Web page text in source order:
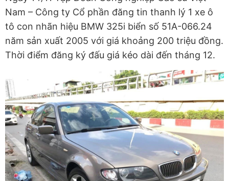
Nam – Công ty Cổ phần đăng tin thanh lý 1 xe ô
tô con nhãn hiệu BMW 325i biển số 51A-066.24
năm sản xuất 2005 với giá khoảng 200 triệu đồng.
Thời điểm đăng ký đấu giá kéo dài đến tháng 12.